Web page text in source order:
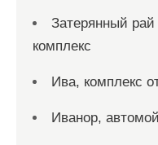
Затерянный
комплекс
Ива, комплекс
Иванор,